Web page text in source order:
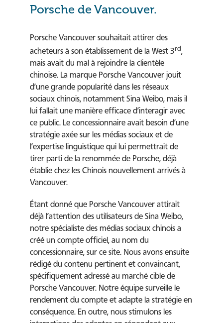
Porsche de Vancouver.
Porsche Vancouver souhaitait attirer des
acheteurs à son établissement de la West 3rd,
mais avait du mal à rejoindre la clientèle
chinoise. La marque Porsche Vancouver jouit
d’une grande popularité dans les réseaux
sociaux chinois, notamment Sina Weibo, mais il
lui fallait une manière efficace d’interagir avec
ce public. Le concessionnaire avait besoin d’une
stratégie axée sur les médias sociaux et de
l’expertise linguistique qui lui permettrait de
tirer parti de la renommée de Porsche, déjà
établie chez les Chinois nouvellement arrivés à
Vancouver.
Étant donné que Porsche Vancouver attirait
déjà l’attention des utilisateurs de Sina Weibo,
notre spécialiste des médias sociaux chinois a
créé un compte officiel, au nom du
concessionnaire, sur ce site. Nous avons ensuite
rédigé du contenu pertinent et convaincant,
spécifiquement adressé au marché cible de
Porsche Vancouver. Notre équipe surveille le
rendement du compte et adapte la stratégie en
conséquence. En outre, nous stimulons les